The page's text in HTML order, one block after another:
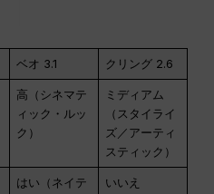
ベオ 3.1 クリング 2.6
高（シネマテ
ィック・ルッ
ク）
ミディアム
（スタイライ
ズ／アーティ
スティック）
はい（ネイテ
いいえ